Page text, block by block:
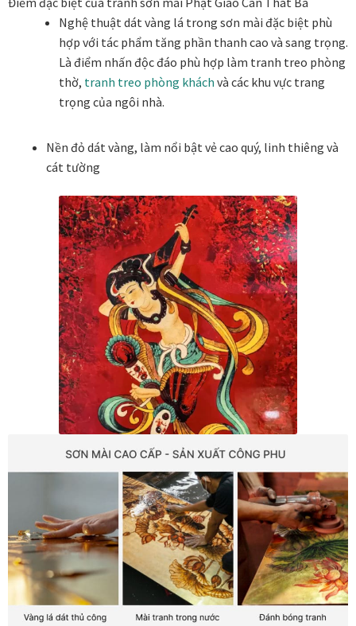
Tối ưu chất lượng hình ảnh
Trang mẫu
Tranh biểu tượng văn hoá Việt Nam
Tranh dán tường
Tranh dự án
Tranh nhà mẫu dự án
Tranh nhà ở cao cấp
Tranh trang trí văn phòng
Tranh treo khách sạn
Tranh hoa sen treo phòng thờ
Tranh mừng thọ
Tranh phòng khách hiện đại
Tranh sơn dầu cao cấp
Tranh sơn mài phòng khách
Tranh tặng đối tác
Nghệ thuật dát vàng lá trong sơn mài đặc biệt phù
hợp với tác phẩm tăng phần thanh cao và sang trọng.
Là điểm nhấn độc đáo phù hợp làm tranh treo phòng
thờ, tranh treo phòng khách và các khu vực trang
trọng của ngôi nhà.
Nền đỏ dát vàng, làm nổi bật vẻ cao quý, linh thiêng và
cát tường